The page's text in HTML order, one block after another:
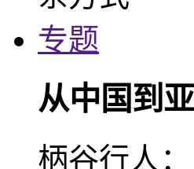
专题
从中国到
柄谷行人